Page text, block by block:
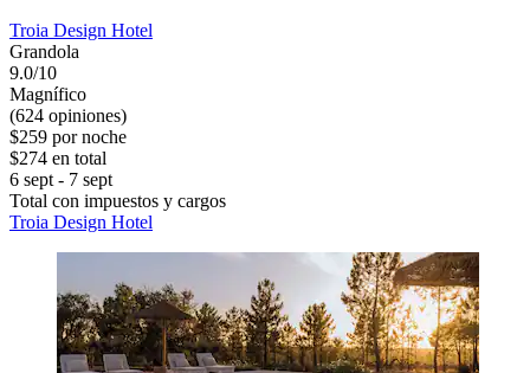
Troia Design Hotel
Grandola
9.0/10
Magnífico
(624 opiniones)
$259 por noche
$274 en total
6 sept - 7 sept
Total con impuestos y cargos
Troia Design Hotel